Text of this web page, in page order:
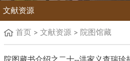
文献资源
首页 文献资源 院图馆藏